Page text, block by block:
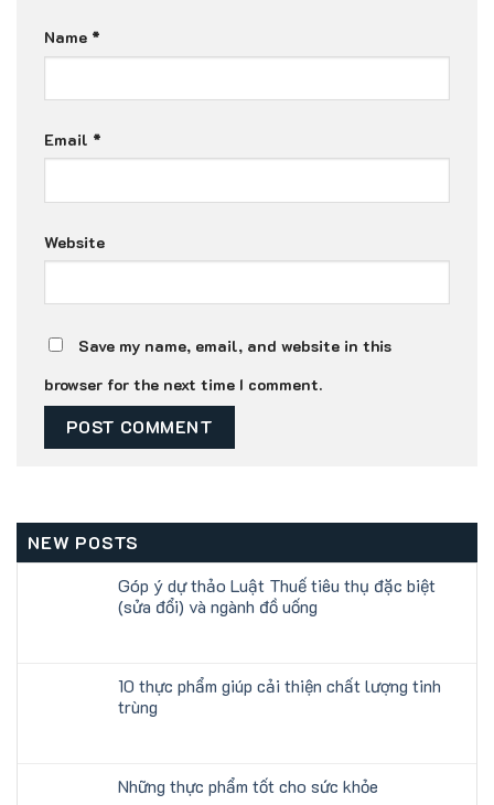
Name *
Email *
Website
Save my name, email, and website in this
browser for the next time I comment.
NEW POSTS
Góp ý dự thảo Luật Thuế tiêu thụ đặc biệt
(sửa đổi) và ngành đồ uống
10 thực phẩm giúp cải thiện chất lượng tinh
trùng
Những thực phẩm tốt cho sức khỏe